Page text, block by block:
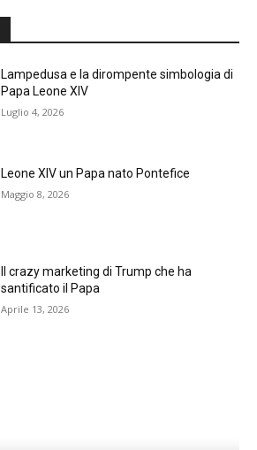
Lampedusa e la dirompente simbologia di
Papa Leone XIV
Luglio 4, 2026
Leone XIV un Papa nato Pontefice
Maggio 8, 2026
Il crazy marketing di Trump che ha
santificato il Papa
Aprile 13, 2026